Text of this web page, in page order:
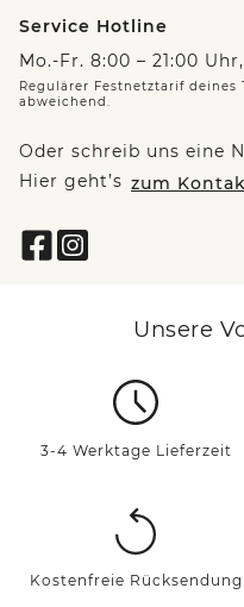
Service Hotline
Mo.-Fr. 8:00 – 21:00
Regulärer Festnetztarif
abweichend.
Oder schreib uns eine
Hier geht’s zum
Unsere
3-4 Werktage Lieferzeit
Kostenfreie Rücksendung